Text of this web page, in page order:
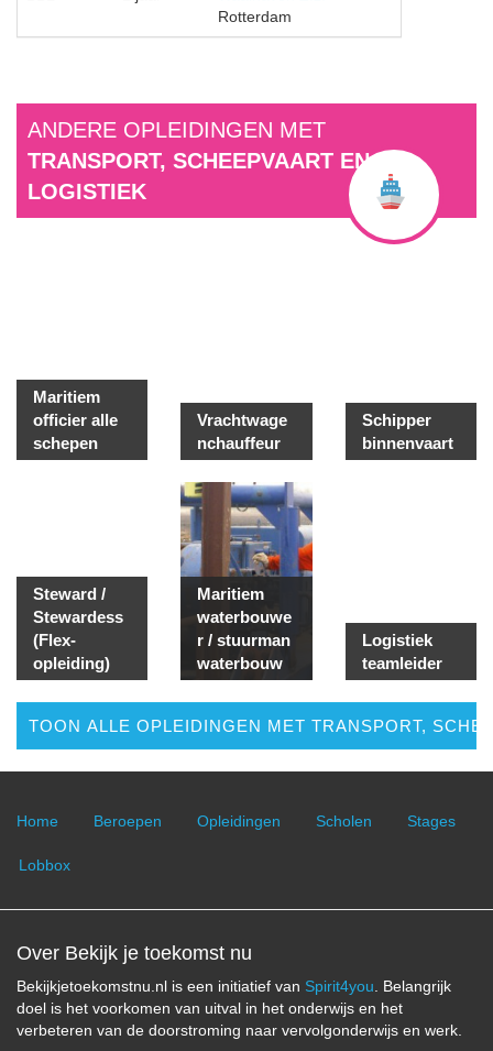
Rotterdam
ANDERE OPLEIDINGEN MET
TRANSPORT, SCHEEPVAART EN
LOGISTIEK
Maritiem
officier alle
schepen
Vrachtwage
nchauffeur
Schipper
binnenvaart
Steward /
Stewardess
(Flex-
opleiding)
Maritiem
waterbouwe
r / stuurman
waterbouw
Logistiek
teamleider
TOON ALLE OPLEIDINGEN MET TRANSPORT,
Home Beroepen Opleidingen Scholen Stages
Lobbox
Over Bekijk je toekomst nu
Bekijkjetoekomstnu.nl is een initiatief van Spirit4you . Belangrijk
doel is het voorkomen van uitval in het onderwijs en het
verbeteren van de doorstroming naar vervolgonderwijs en werk.